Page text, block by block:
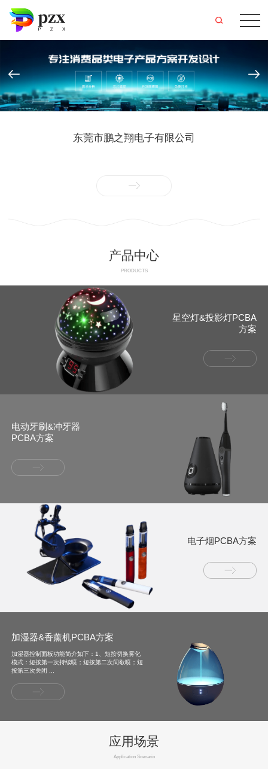
东莞市鹏之翔电子有限公司
产品中心
PRODUCTS
星空灯&投影灯PCBA
方案
电动牙刷&冲牙器
PCBA方案
电子烟PCBA方案
加湿器&香薰机PCBA方案
加湿器控制面板功能简介如下：1、短按切换雾化
模式：短按第一次持续喷；短按第二次间歇喷；短
按第三次关闭 ...
应用场景
Application Scenario